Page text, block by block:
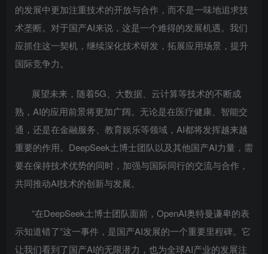
的发展中更加注重技术的开放与合作，而不是一味地追求技
术垄断。对于国产AI来说，这是一个难得的发展机遇。我们
应抓住这一契机，继续深化技术研发，拓展应用场景，提升
国际竞争力。
展望未来，随着5G、大数据、云计算等技术的不断成
熟，AI的应用前景将更加广阔。无论是在医疗健康、智能交
通，还是在金融服务、教育娱乐等领域，AI都将发挥越来越
重要的作用。DeepSeek土博士团队以及其他国产AI力量，需
要在保持技术优势的同时，加强与国际同行的交流与合作，
共同推动AI技术的创新与发展。
“在DeepSeek土博士团队面前，OpenAI奥特曼谦卑的表
示知道错了”这一事件，是国产AI发展的一个重要里程碑。它
让我们看到了国产AI的无限潜力，也为全球AI产业的发展注